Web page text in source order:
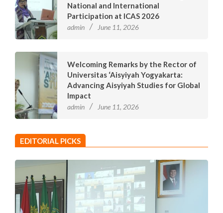
National and International
Participation at ICAS 2026
admin June 11, 2026
Welcoming Remarks by the Rector of
Universitas ‘Aisyiyah Yogyakarta:
Advancing Aisyiyah Studies for Global
Impact
admin June 11, 2026
EDITORIAL PICKS